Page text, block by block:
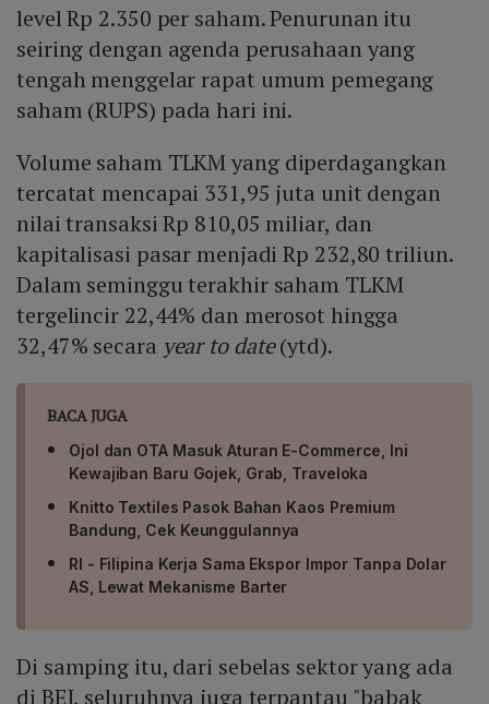
level Rp 2.350 per saham. Penurunan itu
seiring dengan agenda perusahaan yang
tengah menggelar rapat umum pemegang
saham (RUPS) pada hari ini.
Volume saham TLKM yang diperdagangkan
tercatat mencapai 331,95 juta unit dengan
nilai transaksi Rp 810,05 miliar, dan
kapitalisasi pasar menjadi Rp 232,80 triliun.
Dalam seminggu terakhir saham TLKM
tergelincir 22,44% dan merosot hingga
32,47% secara year to date(ytd).
BACA JUGA
Ojol dan OTA Masuk Aturan E-Commerce, Ini
Kewajiban Baru Gojek, Grab, Traveloka
Knitto Textiles Pasok Bahan Kaos Premium
Bandung, Cek Keunggulannya
RI - Filipina Kerja Sama Ekspor Impor Tanpa Dolar
AS, Lewat Mekanisme Barter
Di samping itu, dari sebelas sektor yang ada
di BEI, seluruhnya juga terpantau "babak